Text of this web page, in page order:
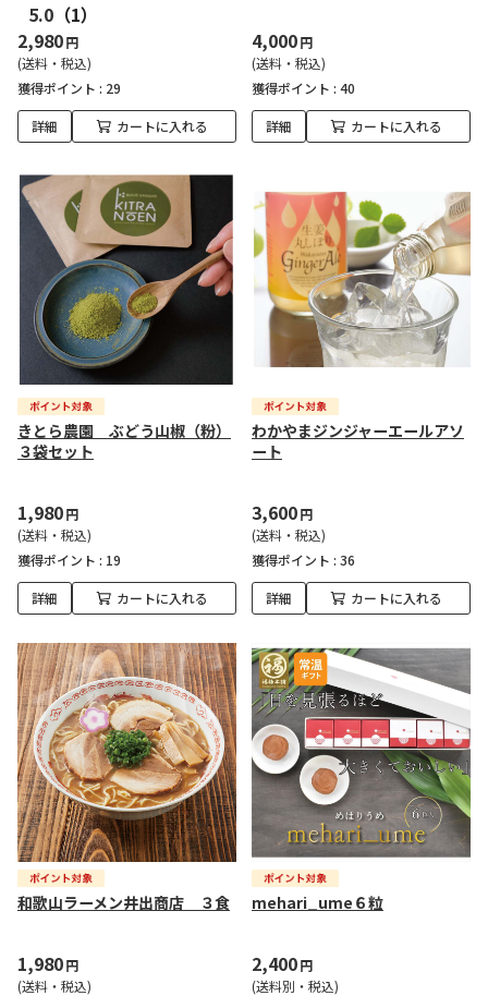
5.0 （1）
2,980円
(送料・税込)
獲得ポイント : 29
詳細 カートに入れる
4,000円
(送料・税込)
獲得ポイント : 40
詳細 カートに入れる
きとら農園 ぶどう山椒（粉）
３袋セット
1,980円
(送料・税込)
獲得ポイント : 19
詳細 カートに入れる
わかやまジンジャーエールアソ
ート
3,600円
(送料・税込)
獲得ポイント : 36
詳細 カートに入れる
和歌山ラーメン井出商店 ３食
1,980円
(送料・税込)
mehari_ume６粒
2,400円
(送料別・税込)